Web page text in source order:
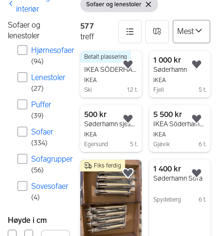
interiør
Sofaer og
lenestoler
Hjørnesofaer
(94)
Lenestoler
(27)
Puffer
(39)
Sofaer
(334)
Sofagrupper
(56)
Sovesofaer
(4)
Høyde i cm
Vis filter
Sofaer og lenestoler Fjern filter
577
treff
577 resultater
9 990 kr
IKEA SÖDERHAMN sofa med sjeselong – Selges billig! Kan megles
IKEA
Ski
12 t.
Betalt plassering
Legg til som favoritt.
1 000 kr
Søderhamn
IKEA
Fjell
5 t.
500 kr
Søderhamn sjeselong
IKEA
Egersund
5 t.
Legg til som favoritt.
5 500 kr
IKEA Söderhamn hjørnesofa | Avtakbare trekk
IKEA
Gjøvik
6 t.
Fiks ferdig
Legg til som favoritt.
1 400 kr
Søderhamn Sofa
Spydeberg 6 t.